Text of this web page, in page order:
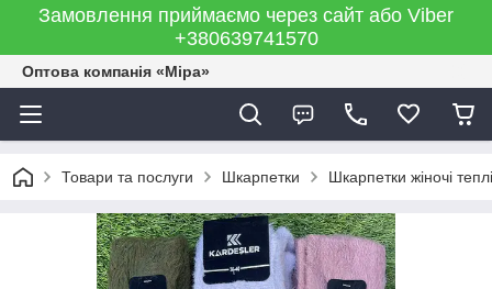
Замовлення приймаємо через сайт або Viber
+380639741570
Оптова компанія «Міра»
Товари та послуги Шкарпетки Шкарпетки жіночі теплі